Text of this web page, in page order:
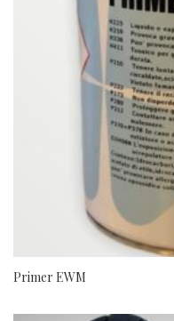
Primer EWM